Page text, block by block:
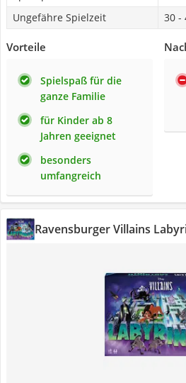
Ungefähre Spielzeit
30 -
Vorteile
Spielspaß für die
ganze Familie
für Kinder ab 8
Jahren geeignet
besonders
umfangreich
Ravensburger Villains